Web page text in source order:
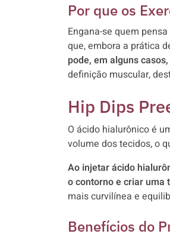
Por que os
Engana-se quem
que, embora a prática
pode, em alguns
definição muscular,
Hip Dips
O ácido hialurônico é
volume dos tecidos, o
Ao injetar ácido
o contorno e criar uma
mais curvilínea e
Benefícios do